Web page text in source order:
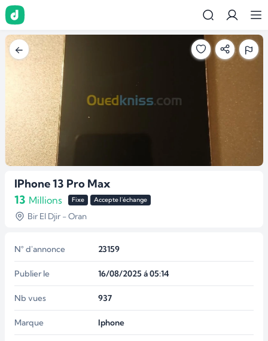
IPhone 13 Pro Max
13 Millions Fixe Accepte l'échange
Bir El Djir - Oran
N° d'annonce 23159
Publier le 16/08/2025 á 05:14
Nb vues 937
Marque Iphone